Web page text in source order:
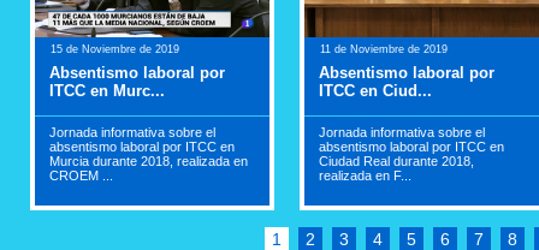
15 de Noviembre de 2019
Absentismo laboral por
ITCC en Murc...
Jornada informativa sobre el
absentismo laboral por ITCC en
Murcia durante 2018, realizada en
CROEM ...
11 de Noviembre de 2019
Absentismo laboral por
ITCC en Ciud...
Jornada informativa sobre el
absentismo laboral por ITCC en
Ciudad Real durante 2018,
realizada en F...
1 2 3 4 5 6 7
8